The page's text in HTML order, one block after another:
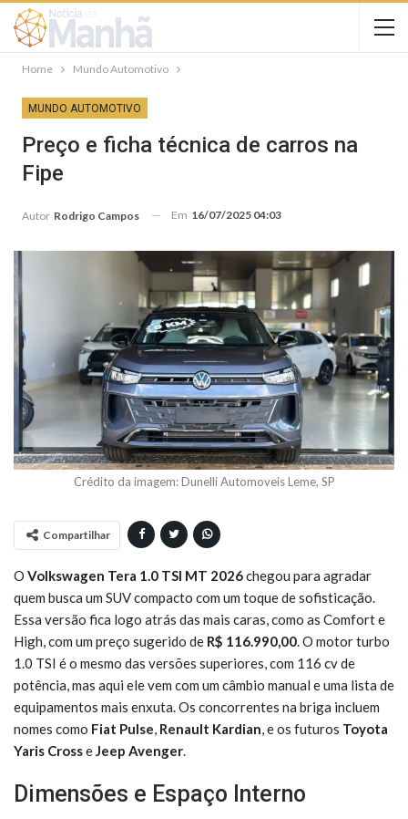
Home Mundo Automotivo
MUNDO AUTOMOTIVO
Preço e ficha técnica de carros na
Fipe
Autor Rodrigo Campos Em 16/07/2025 04:03
Crédito da imagem: Dunelli Automoveis Leme, SP
Compartilhar
O Volkswagen Tera 1.0 TSI MT 2026chegou para agradar
quem busca um SUV compacto com um toque de sofisticação.
Essa versão fica logo atrás das mais caras, como as Comfort e
High, com um preço sugerido de R$ 116.990,00. O motor turbo
1.0 TSI é o mesmo das versões superiores, com 116 cv de
potência, mas aqui ele vem com um câmbio manual e uma lista de
equipamentos mais enxuta. Os concorrentes na briga incluem
nomes como Fiat Pulse, Renault Kardian, e os futuros Toyota
Yaris CrosseJeep Avenger.
Dimensões e Espaço Interno